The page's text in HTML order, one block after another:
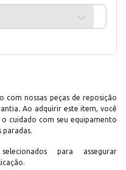
nossas peças de reposição
Ao adquirir este item, você
cuidado com seu equipamento
paradas.
para assegurar